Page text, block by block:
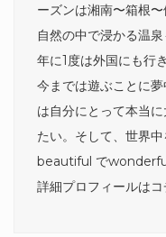
ーズンは湘南〜箱根〜
自然の中で浸かる温泉
年に1度は外国にも行
今までは遊ぶことに
は自分にとって本当
たい。そして、世界
beautiful でwonderful
詳細プロフィールは